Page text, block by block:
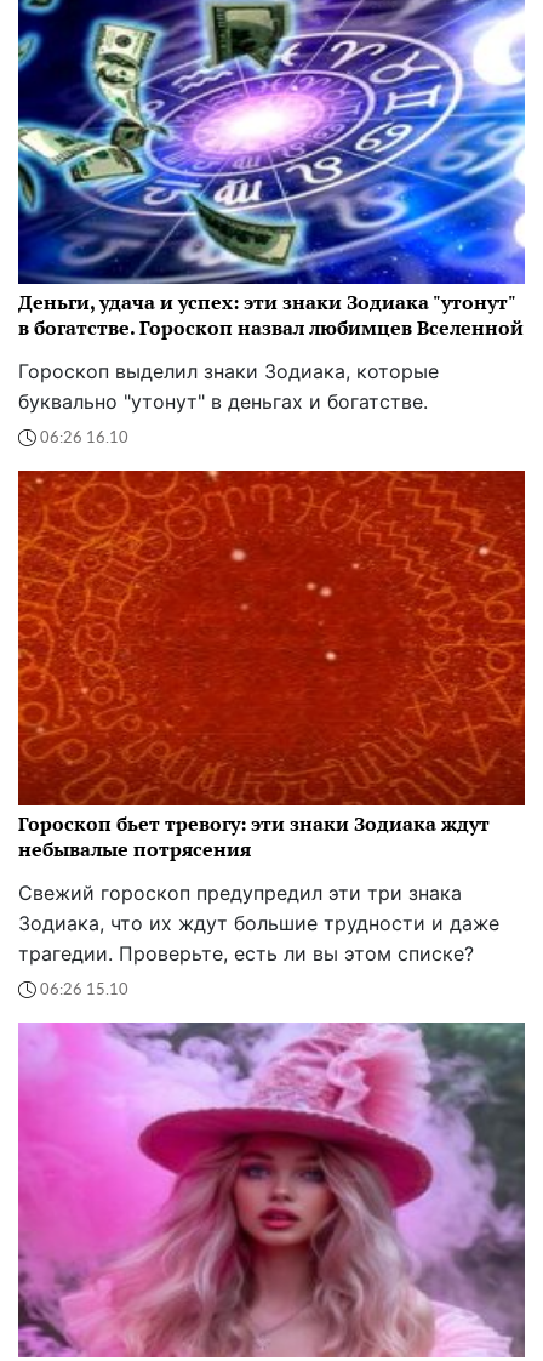
Деньги, удача и успех: эти знаки Зодиака "утонут"
в богатстве. Гороскоп назвал любимцев Вселенной
Гороскоп выделил знаки Зодиака, которые
буквально "утонут" в деньгах и богатстве.
06:26 16.10
Гороскоп бьет тревогу: эти знаки Зодиака ждут
небывалые потрясения
Свежий гороскоп предупредил эти три знака
Зодиака, что их ждут большие трудности и даже
трагедии. Проверьте, есть ли вы этом списке?
06:26 15.10